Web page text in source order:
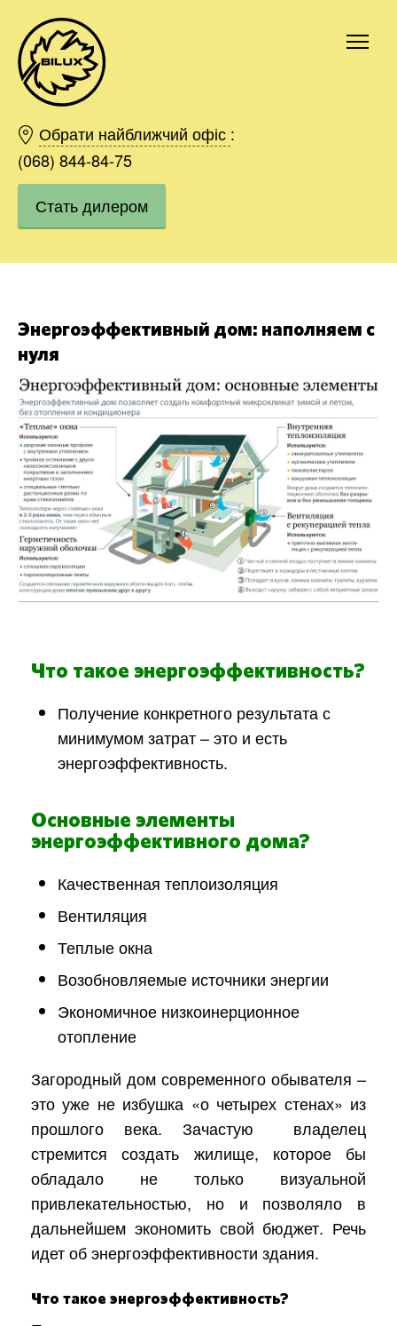
Обрати найближчий офіс :
(068) 844-84-75
Стать дилером
Энергоэффективный дом: наполняем с
нуля
Что такое энергоэффективность?
Получение конкретного результата с
минимумом затрат – это и есть
энергоэффективность.
Основные элементы
энергоэффективного дома?
Качественная теплоизоляция
Вентиляция
Теплые окна
Возобновляемые источники энергии
Экономичное низкоинерционное
отопление
Загородный дом современного обывателя –
это уже не избушка «о четырех стенах» из
прошлого века. Зачастую владелец
стремится создать жилище, которое бы
обладало не только визуальной
привлекательностью, но и позволяло в
дальнейшем экономить свой бюджет. Речь
идет об энергоэффективности здания.
Что такое энергоэффективность?
Киев
Харьков
Одесса
Днепр
Ивано-Франковск
Область
Заказать